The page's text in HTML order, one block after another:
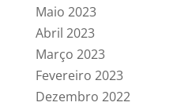
Maio 2023
Abril 2023
Março 2023
Fevereiro 2023
Dezembro 2022